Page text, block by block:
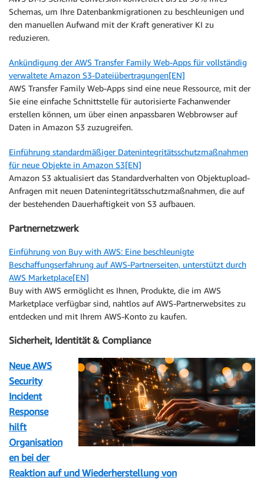
Schemas, um Ihre Datenbankmigrationen zu beschleunigen und
den manuellen Aufwand mit der Kraft generativer KI zu
reduzieren.
Ankündigung der AWS Transfer Family Web-Apps für vollständig
verwaltete Amazon S3-Dateiübertragungen[EN]
AWS Transfer Family Web-Apps sind eine neue Ressource, mit der
Sie eine einfache Schnittstelle für autorisierte Fachanwender
erstellen können, um über einen anpassbaren Webbrowser auf
Daten in Amazon S3 zuzugreifen.
Einführung standardmäßiger Datenintegritätsschutzmaßnahmen
für neue Objekte in Amazon S3[EN]
Amazon S3 aktualisiert das Standardverhalten von Objektupload-
Anfragen mit neuen Datenintegritätsschutzmaßnahmen, die auf
der bestehenden Dauerhaftigkeit von S3 aufbauen.
Partnernetzwerk
Einführung von Buy with AWS: Eine beschleunigte
Beschaffungserfahrung auf AWS-Partnerseiten, unterstützt durch
AWS Marketplace[EN]
Buy with AWS ermöglicht es Ihnen, Produkte, die im AWS
Marketplace verfügbar sind, nahtlos auf AWS-Partnerwebsites zu
entdecken und mit Ihrem AWS-Konto zu kaufen.
Sicherheit, Identität & Compliance
Neue AWS
Security
Incident
Response
hilft
Organisation
en bei der
Reaktion auf und Wiederherstellung von